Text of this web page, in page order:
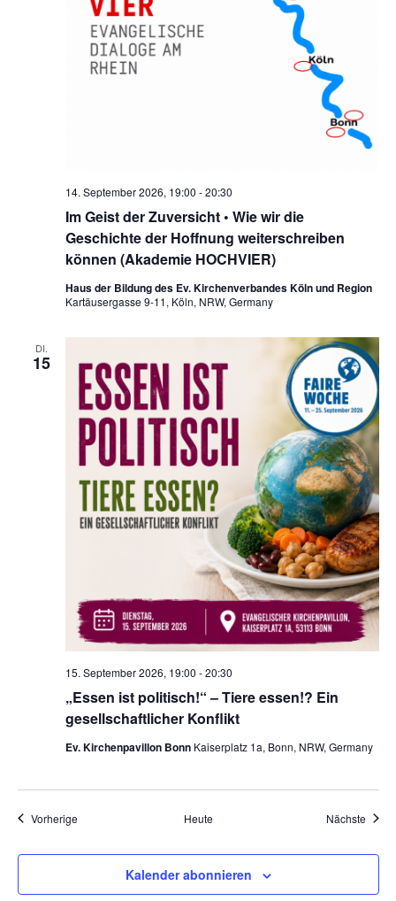
Im Geist der Zuversicht • Wie wir die
Geschichte der Hoffnung weiterschreiben
können (Akademie HOCHVIER)
14. September 2026, 19:00 -20:30
Haus der Bildung des Ev. Kirchenverbandes Köln und Region
Kartäusergasse 9-11, Köln, NRW, Germany
DI.
15
„Essen ist politisch!“ – Tiere essen!? Ein
gesellschaftlicher Konflikt
15. September 2026, 19:00 -20:30
Ev. Kirchenpavillon Bonn Kaiserplatz 1a, Bonn, NRW, Germany
VorherigeVeranstaltungen Heute Nächste
Kalender abonnieren